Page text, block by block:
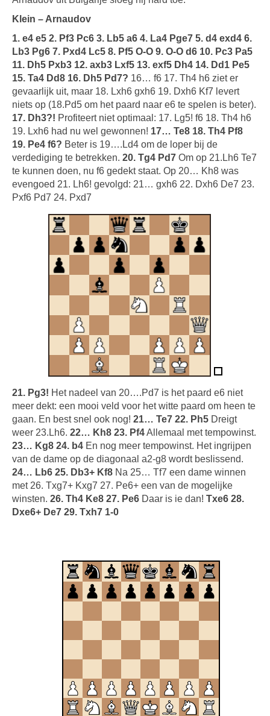
Klein – Arnaudov
1. e4 e5 2. Pf3 Pc6 3. Lb5 a6 4. La4 Pge7 5. d4 exd4 6.
Lb3 Pg6 7. Pxd4 Lc5 8. Pf5 O-O 9. O-O d6 10. Pc3 Pa5
11. Dh5 Pxb3 12. axb3 Lxf5 13. exf5 Dh4 14. Dd1 Pe5
15. Ta4 Dd8 16. Dh5 Pd7? 16… f6 17. Th4 h6 ziet er
gevaarlijk uit, maar 18. Lxh6 gxh6 19. Dxh6 Kf7 levert
niets op (18.Pd5 om het paard naar e6 te spelen is beter).
17. Dh3?! Profiteert niet optimaal: 17. Lg5! f6 18. Th4 h6
19. Lxh6 had nu wel gewonnen! 17… Te8 18. Th4 Pf8
19. Pe4 f6? Beter is 19….Ld4 om de loper bij de
verdediging te betrekken. 20. Tg4 Pd7 Om op 21.Lh6 Te7
te kunnen doen, nu f6 gedekt staat. Op 20… Kh8 was
evengoed 21. Lh6! gevolgd: 21… gxh6 22. Dxh6 De7 23.
Pxf6 Pd7 24. Pxd7
21. Pg3! Het nadeel van 20….Pd7 is het paard e6 niet
meer dekt: een mooi veld voor het witte paard om heen te
gaan. En best snel ook nog! 21… Te7 22. Ph5 Dreigt
weer 23.Lh6. 22… Kh8 23. Pf4Allemaal met tempowinst.
23… Kg8 24. b4 En nog meer tempowinst. Het ingrijpen
van de dame op de diagonaal a2-g8 wordt beslissend.
24… Lb6 25. Db3+ Kf8 Na 25… Tf7 een dame winnen
met 26. Txg7+ Kxg7 27. Pe6+ een van de mogelijke
winsten. 26. Th4 Ke8 27. Pe6 Daar is ie dan! Txe6 28.
Dxe6+ De7 29. Txh7 1-0